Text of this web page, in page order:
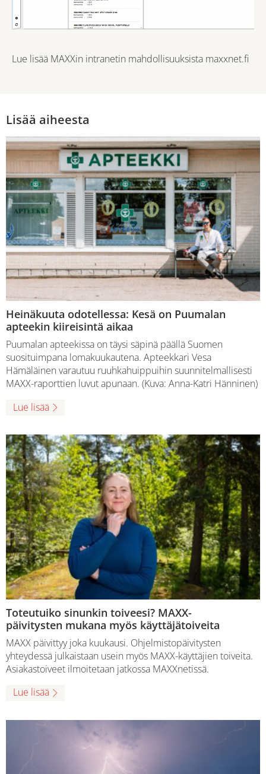
Lue lisää MAXXin intranetin mahdollisuuksista maxxnet.fi
Lisää aiheesta
Heinäkuuta odotellessa: Kesä on Puumalan
apteekin kiireisintä aikaa
Puumalan apteekissa on täysi säpinä päällä Suomen
suosituimpana lomakuukautena. Apteekkari Vesa
Hämäläinen varautuu ruuhkahuippuihin suunnitelmallisesti
MAXX-raporttien luvut apunaan. (Kuva: Anna-Katri Hänninen)
Lue lisää
Toteutuiko sinunkin toiveesi? MAXX-
päivitysten mukana myös käyttäjätoiveita
MAXX päivittyy joka kuukausi. Ohjelmistopäivitysten
yhteydessä julkaistaan usein myös MAXX-käyttäjien toiveita.
Asiakastoiveet ilmoitetaan jatkossa MAXXnetissä.
Lue lisää